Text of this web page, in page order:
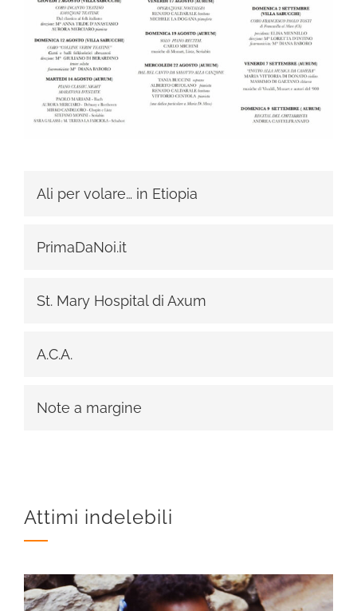
Ali per volare… in Etiopia
PrimaDaNoi.it
St. Mary Hospital di Axum
A.C.A.
Note a margine
Attimi indelebili